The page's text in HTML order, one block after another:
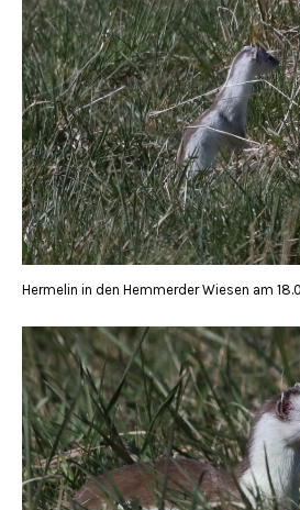
Hermelin in den Hemmerder Wiesen am